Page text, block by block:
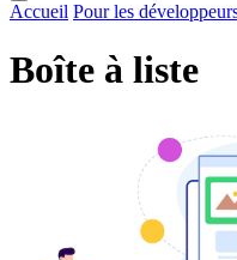
Accueil Pour les
Boîte à liste